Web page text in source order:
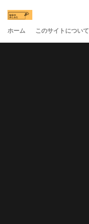
ホーム このサイトについて